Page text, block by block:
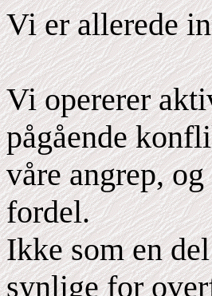
Vi er allerede
Vi opererer
pågående
våre angrep,
fordel.
Ikke som en
synlige for